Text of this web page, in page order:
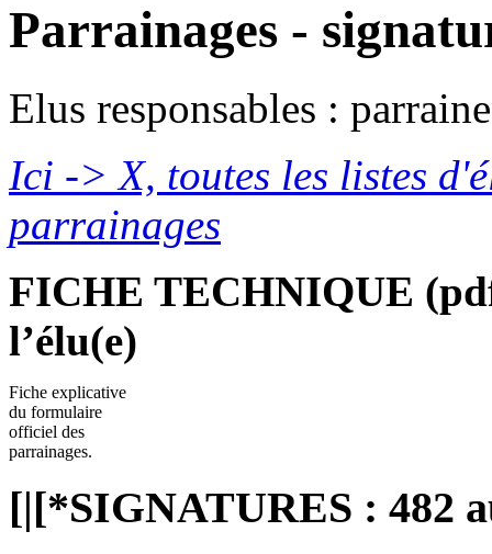
Parrainages -
Elus responsables :
Ici -> X, toutes les listes
parrainages
FICHE TECHNIQUE
l’élu(e)
Fiche explicative
du formulaire
officiel des
parrainages.
[|[*SIGNATURES : 482